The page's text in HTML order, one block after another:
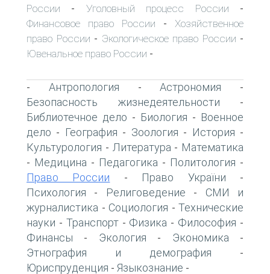
России - Уголовный процесс России -
Финансовое право России - Хозяйственное
право России - Экологическое право России -
Ювенальное право России -
- Антропология -Астрономия -
Безопасность жизнедеятельности -
Библиотечное дело - Биология - Военное
дело - География - Зоология - История -
Культурология - Литература - Математика
- Медицина - Педагогика - Политология -
Право России - Право України -
Психология - Религоведение - СМИ и
журналистика - Социология - Технические
науки - Транспорт- Физика - Философия -
Финансы - Экология - Экономика -
Этнография и демография -
Юриспруденция - Языкознание -